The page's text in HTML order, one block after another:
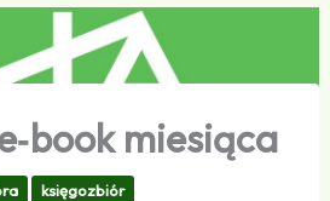
miesiąca
księgozbiór